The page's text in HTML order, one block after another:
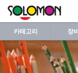
카테고리 장